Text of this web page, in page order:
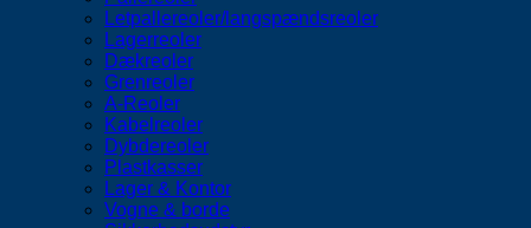
Letpallereoler/langspændsreoler
Lagerreoler
Dækreoler
Grenreoler
A-Reoler
Kabelreoler
Dybdereoler
Plastkasser
Lager & Kontor
Vogne & borde